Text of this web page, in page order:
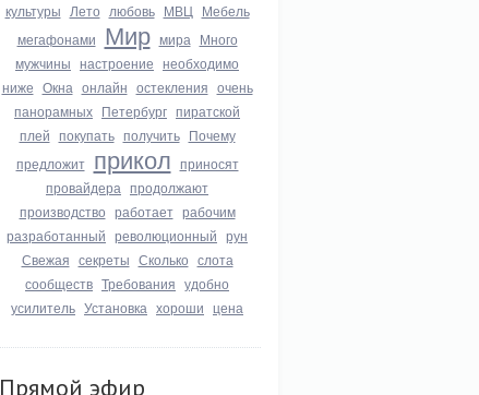
культуры Лето любовь МВЦ Мебель
мегафонами Мир мира Много
мужчины настроение необходимо
ниже Окна онлайн остекления очень
панорамных Петербург пиратской
плей покупать получить Почему
предложит прикол приносят
провайдера продолжают
производство работает рабочим
разработанный революционный рун
Свежая секреты Сколько слота
сообществ Требования удобно
усилитель Установка хороши цена
Прямой эфир